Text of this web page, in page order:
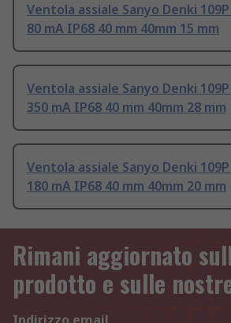
Ventola assiale Sanyo Denki 109P
80 mA IP68 40 mm 40mm 15 mm
Ventola assiale Sanyo Denki 109P
350 mA IP68 40 mm 40mm 28 mm
Ventola assiale Sanyo Denki 109P
180 mA IP68 40 mm 40mm 20 mm
Rimani aggiornato
prodotto e sulle